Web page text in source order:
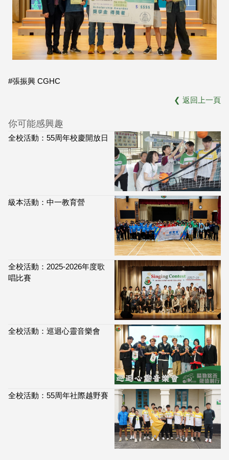
#張振興 CGHC
❮ 返回上一頁
你可能感興趣
全校活動：55周年校慶開放日
級本活動：中一教育營
全校活動：2025-2026年度歌
唱比賽
全校活動：巡迴心靈音樂會
全校活動：55周年社際越野賽